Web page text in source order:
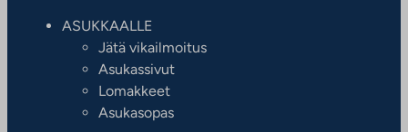
ASUKKAALLE
Jätä vikailmoitus
Asukassivut
Lomakkeet
Asukasopas